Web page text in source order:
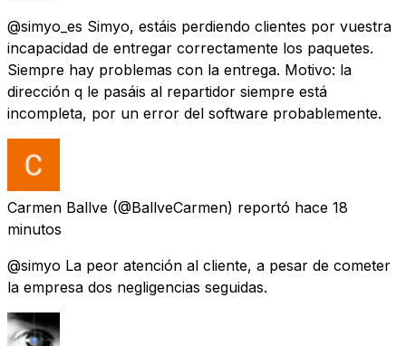
@simyo_es Simyo, estáis perdiendo clientes por vuestra
incapacidad de entregar correctamente los paquetes.
Siempre hay problemas con la entrega. Motivo: la
dirección q le pasáis al repartidor siempre está
incompleta, por un error del software probablemente.
Carmen Ballve (@BallveCarmen) reportó hace 18
minutos
@simyo La peor atención al cliente, a pesar de cometer
la empresa dos negligencias seguidas.